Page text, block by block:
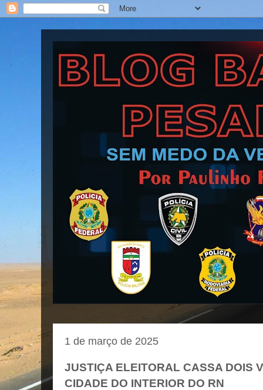
Blog Barra Pesada
1 de março de 2025
JUSTIÇA ELEITORAL CASSA DOIS
CIDADE DO INTERIOR DO RN